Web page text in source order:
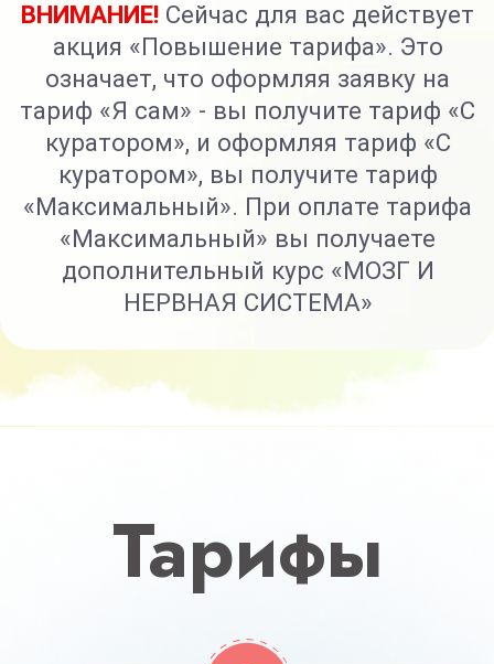
Я САМ
+ 4 спец. модуля (анти-грыжа,
восстановление после
застарелых травм и
руки без артрита и бурсита)